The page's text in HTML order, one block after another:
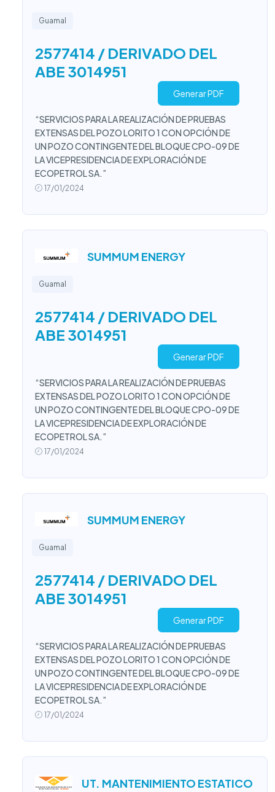
Guamal
2577414 / DERIVADO DEL
ABE 3014951
Generar PDF
“SERVICIOS PARA LA REALIZACIÓN DE PRUEBAS
EXTENSAS DEL POZO LORITO 1 CON OPCIÓN DE
UN POZO CONTINGENTE DEL BLOQUE CPO-09 DE
LA VICEPRESIDENCIA DE EXPLORACIÓN DE
ECOPETROL SA.”
17/01/2024
SUMMUM ENERGY
Guamal
2577414 / DERIVADO DEL
ABE 3014951
Generar PDF
“SERVICIOS PARA LA REALIZACIÓN DE PRUEBAS
EXTENSAS DEL POZO LORITO 1 CON OPCIÓN DE
UN POZO CONTINGENTE DEL BLOQUE CPO-09 DE
LA VICEPRESIDENCIA DE EXPLORACIÓN DE
ECOPETROL SA.”
17/01/2024
SUMMUM ENERGY
Guamal
2577414 / DERIVADO DEL
ABE 3014951
Generar PDF
“SERVICIOS PARA LA REALIZACIÓN DE PRUEBAS
EXTENSAS DEL POZO LORITO 1 CON OPCIÓN DE
UN POZO CONTINGENTE DEL BLOQUE CPO-09 DE
LA VICEPRESIDENCIA DE EXPLORACIÓN DE
ECOPETROL SA.”
17/01/2024
UT. MANTENIMIENTO ESTATICO